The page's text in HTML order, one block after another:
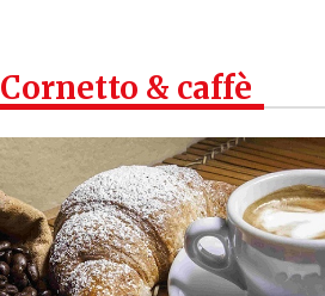
Cornetto & caffè